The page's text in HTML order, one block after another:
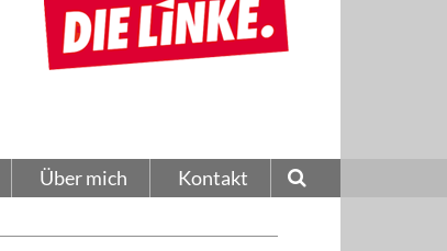
Über mich Kontakt